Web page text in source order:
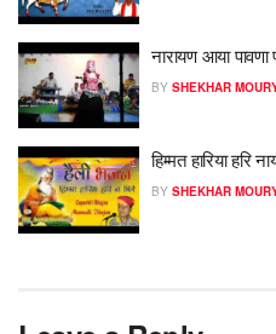
नारायण आया
BY SHEKHAR
हिम्मत हारिया हरि
BY SHEKHAR